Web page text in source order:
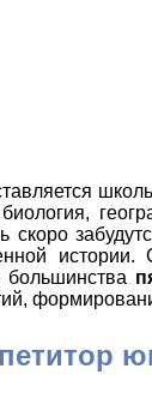
скоро